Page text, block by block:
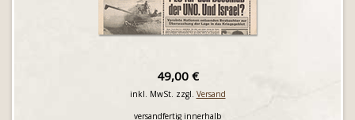
49,00 €
inkl. MwSt. zzgl. Versand
versandfertig innerhalb